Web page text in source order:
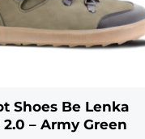
Shoes Be Lenka
– Army Green